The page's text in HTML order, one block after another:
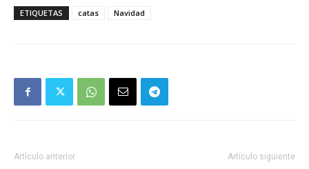
ETIQUETAS catas Navidad
Artículo anterior Artículo siguiente